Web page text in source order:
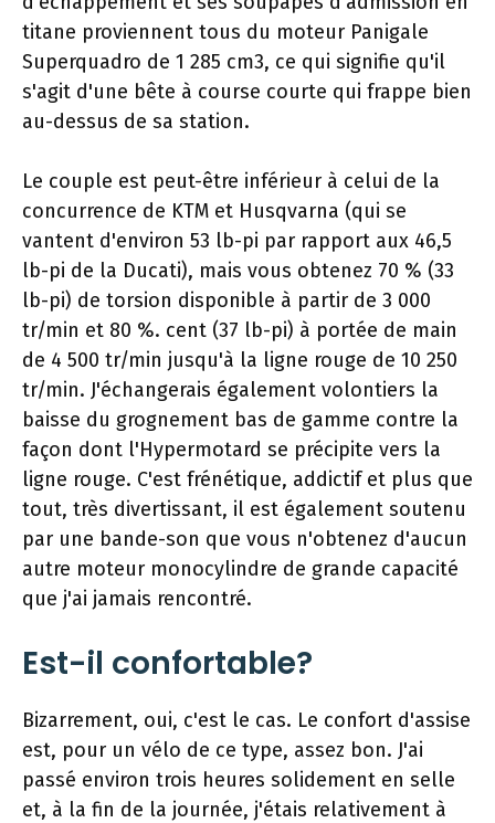
titane proviennent tous du moteur Panigale
Superquadro de 1 285 cm3, ce qui signifie qu'il
s'agit d'une bête à course courte qui frappe bien
au-dessus de sa station.
Le couple est peut-être inférieur à celui de la
concurrence de KTM et Husqvarna (qui se
vantent d'environ 53 lb-pi par rapport aux 46,5
lb-pi de la Ducati), mais vous obtenez 70 % (33
lb-pi) de torsion disponible à partir de 3 000
tr/min et 80 %. cent (37 lb-pi) à portée de main
de 4 500 tr/min jusqu'à la ligne rouge de 10 250
tr/min. J'échangerais également volontiers la
baisse du grognement bas de gamme contre la
façon dont l'Hypermotard se précipite vers la
ligne rouge. C'est frénétique, addictif et plus que
tout, très divertissant, il est également soutenu
par une bande-son que vous n'obtenez d'aucun
autre moteur monocylindre de grande capacité
que j'ai jamais rencontré.
Est-il confortable?
Bizarrement, oui, c'est le cas. Le confort d'assise
est, pour un vélo de ce type, assez bon. J'ai
passé environ trois heures solidement en selle
et, à la fin de la journée, j'étais relativement à